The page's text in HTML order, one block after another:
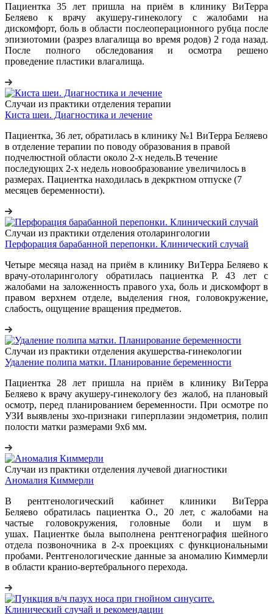
Пациентка 35 лет пришла на приём в клинику ВиТерра
Беляево к врачу акушеру-гинекологу с жалобами на
дискомфорт, боль в области послеоперационного рубца после
эпизиотомии (разрез влагалища во время родов) 2 года назад.
После полного обследования и осмотра решено
проведение пластики влагалища.
Случаи из практики отделения терапии
Киста шеи. Диагностика и лечение
Пациентка, 36 лет, обратилась в клинику №1 ВиТерра Беляево
в отделение терапии по поводу образования в правой
подчелюстной области около 2-х недель.В течение
последующих 2-х недель новообразование увеличилось в
размерах. Пациентка находилась в декрктном отпуске (7
месяцев беременности).
Случаи из практики отделения отоларингологии
Перфорация барабанной перепонки. Клинический случай
Четыре месяца назад на приём в клинику ВиТерра Беляево к
врачу-отоларингологу обратилась пациентка Р. 43 лет с
жалобами на заложенность правого уха, боль и дискомфорт в
правом верхнем отделе, выделения гноя, головокружение,
слабость, ощущение вращения предметов.
Случаи из практики отделения акушерства-гинекологии
Удаление полипа матки. Планирование беременности
Пациентка 28 лет пришла на приём в клинику ВиТерра
Беляево к врачу акушеру-гинекологу без жалоб, на плановый
осмотр, перед планированием беременности. При осмотре по
УЗИ выявлены эхо-признаки гиперплазии эндометрия, полип
полости матки размерами 9х6 мм.
Случаи из практики отделения лучевой диагностики
Аномалия Киммерли
В рентгенологический кабинет клиники ВиТерра
Беляево обратилась пациентка О., 20 лет, с жалобами на
частые головокружения, головные боли и шум в
ушах. Пациентке была выполнена рентгенография шейного
отдела позвоночника в 2-х проекциях с функциональными
пробами. Рентгенологические данные за аномалию Киммерли
в области кранио-вертебрального перехода.